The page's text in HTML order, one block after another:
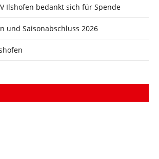
Ilshofen bedankt sich für Spende
und Saisonabschluss 2026